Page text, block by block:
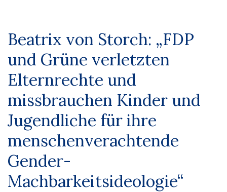
Beatrix von Storch: „FDP
und Grüne verletzten
Elternrechte und
missbrauchen Kinder und
Jugendliche für ihre
menschenverachtende
Gender-
Machbarkeitsideologie“